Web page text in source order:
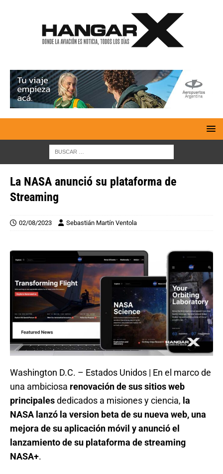
La NASA anunció su plataforma de
Streaming
02/08/2023 Sebastián Martín Ventola
Washington D.C. – Estados Unidos | En el marco de
una ambiciosa renovación de sus sitios web
principalesdedicados a misiones y ciencia, la
NASA lanzó la version beta de su nueva web, una
mejora de su aplicación móvil y anunció el
lanzamiento de su plataforma de streaming
NASA+.